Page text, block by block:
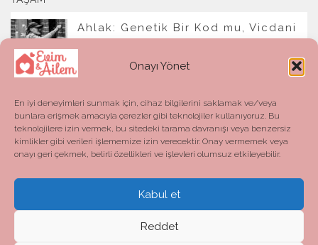
Onayı Yönet
En iyi deneyimleri sunmak için, cihaz bilgilerini saklamak ve/veya
bunlara erişmek amacıyla çerezler gibi teknolojiler kullanıyoruz. Bu
teknolojilere izin vermek, bu sitedeki tarama davranışı veya benzersiz
kimlikler gibi verileri işlememize izin verecektir. Onay vermemek veya
onayı geri çekmek, belirli özellikleri ve işlevleri olumsuz etkileyebilir.
Kabul et
Reddet
Ahlak: Genetik Bir Kod mu, Vicdani
Bir Refleks mi?
Evim ve Ailem © 2026. All Rights Reserved.